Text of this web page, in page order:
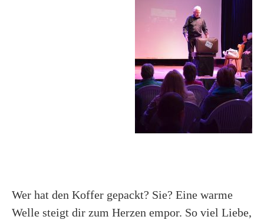
Wer hat den Koffer gepackt? Sie? Eine warme
Welle steigt dir zum Herzen empor. So viel Liebe,